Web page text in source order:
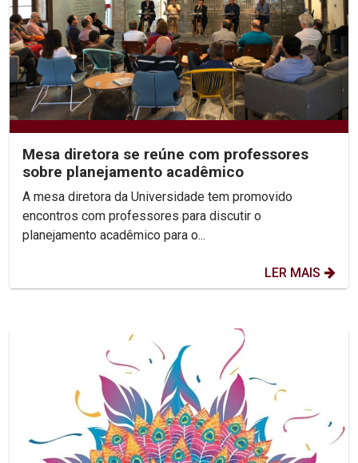
Mesa diretora se reúne com professores
sobre planejamento acadêmico
A mesa diretora da Universidade tem promovido
encontros com professores para discutir o
planejamento acadêmico para o...
LER MAIS